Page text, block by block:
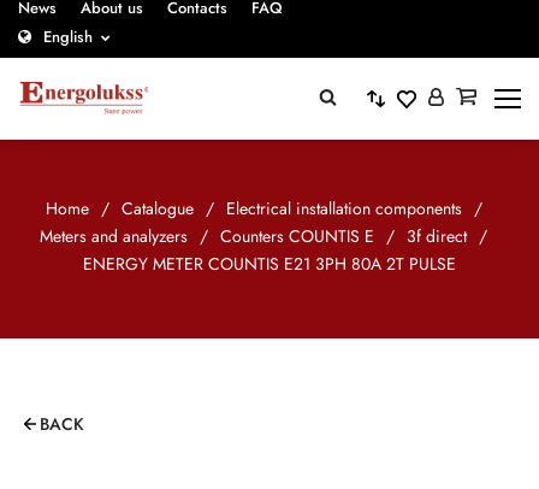
News About us Contacts
FAQ
English
Home / Catalogue / Electrical installation components /
Meters and analyzers / Counters COUNTIS E / 3f direct /
ENERGY METER COUNTIS E21 3PH 80A 2T PULSE
BACK